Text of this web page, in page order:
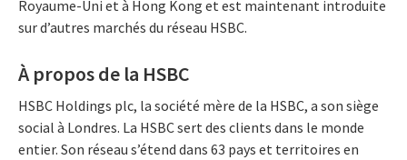
Royaume-Uni et à Hong Kong et est maintenant introduite
sur d’autres marchés du réseau HSBC.
À propos de la HSBC
HSBC Holdings plc, la société mère de la HSBC, a son siège
social à Londres. La HSBC sert des clients dans le monde
entier. Son réseau s’étend dans 63 pays et territoires en